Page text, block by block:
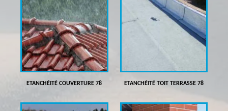
ETANCHÉITÉ COUVERTURE 78 ETANCHÉITÉ TOIT TERRASSE 78